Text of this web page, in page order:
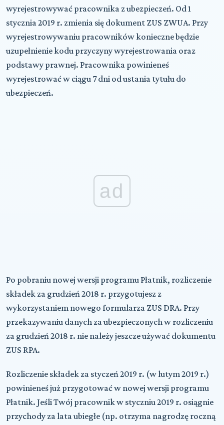
wyrejestrowywać pracownika z ubezpieczeń. Od 1
stycznia 2019 r. zmienia się dokument ZUS ZWUA. Przy
wyrejestrowywaniu pracowników konieczne będzie
uzupełnienie kodu przyczyny wyrejestrowania oraz
podstawy prawnej. Pracownika powinieneś
wyrejestrować w ciągu 7 dni od ustania tytułu do
ubezpieczeń.
ad
Po pobraniu nowej wersji programu Płatnik, rozliczenie
składek za grudzień 2018 r. przygotujesz z
wykorzystaniem nowego formularza ZUS DRA. Przy
przekazywaniu danych za ubezpieczonych w rozliczeniu
za grudzień 2018 r. nie należy jeszcze używać dokumentu
ZUS RPA.
Rozliczenie składek za styczeń 2019 r. (w lutym 2019 r.)
powinieneś już przygotować w nowej wersji programu
Płatnik. Jeśli Twój pracownik w styczniu 2019 r. osiągnie
przychody za lata ubiegłe (np. otrzyma nagrodzę roczną